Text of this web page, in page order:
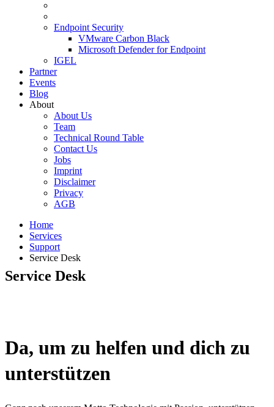
Endpoint Security
VMware Carbon Black
Microsoft Defender for Endpoint
IGEL
Partner
Events
Blog
About
About Us
Team
Technical Round Table
Contact Us
Jobs
Imprint
Disclaimer
Privacy
AGB
Home
Services
Support
Service Desk
Service Desk
Da, um zu helfen und dich zu
unterstützen